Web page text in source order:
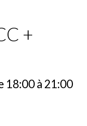
+
18:00à 21:00